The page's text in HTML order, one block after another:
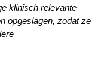
klinisch relevante
opgeslagen, zodat ze